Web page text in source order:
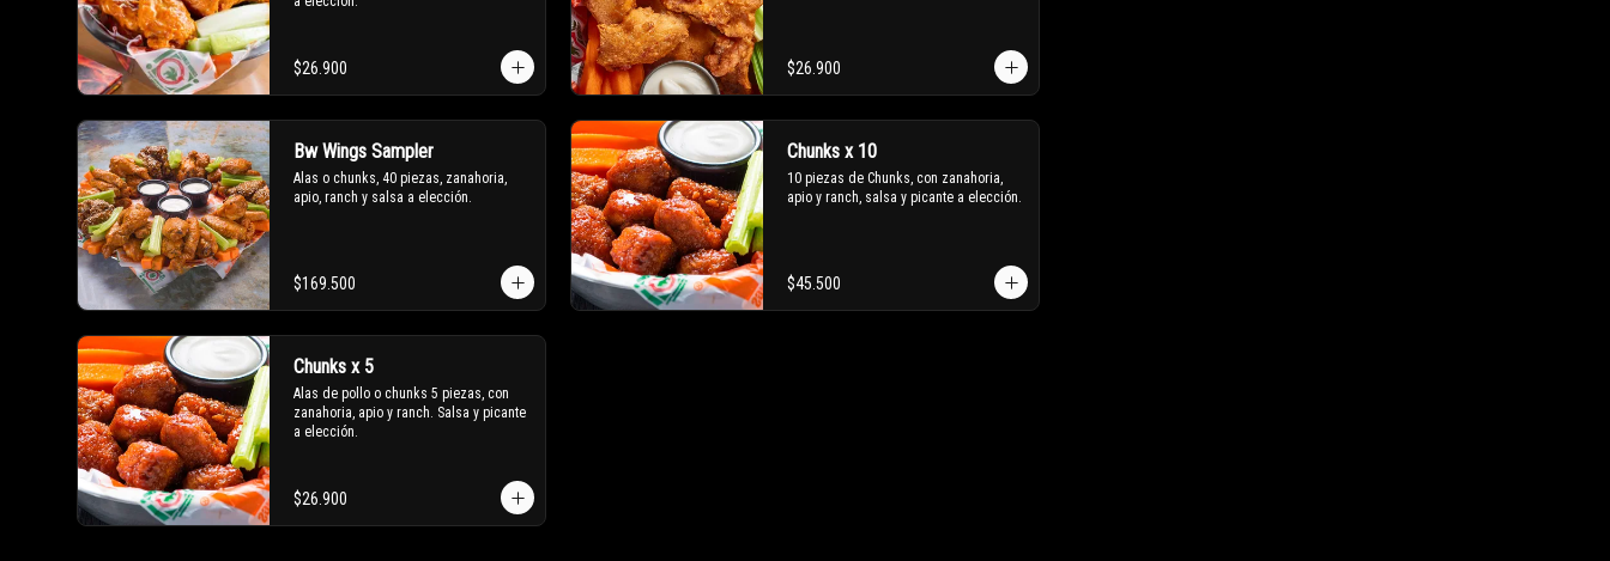
$26.900 $26.900
Bw Wings Sampler
Alas o chunks, 40 piezas, zanahoria,
apio, ranch y salsa a elección.
$169.500
Chunks x 10
10 piezas de Chunks, con zanahoria,
apio y ranch, salsa y picante a elección.
$45.500
Chunks x 5
Alas de pollo o chunks 5 piezas, con
zanahoria, apio y ranch. Salsa y picante
a elección.
$26.900